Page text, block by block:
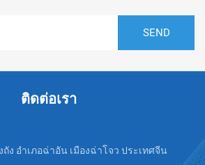
ติดต่อเรา
ง อำเภอฉ่าอัน เมืองฉ่าโจว ประเทศจีน